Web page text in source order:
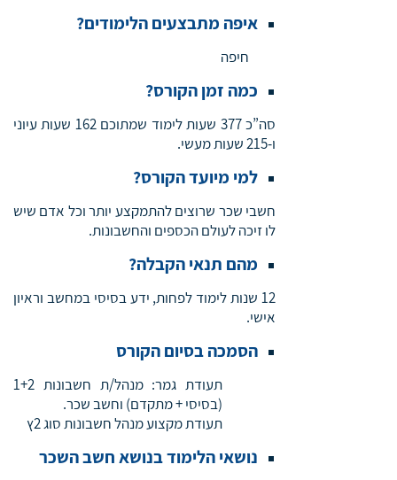
איפה מתבצעים הלימודים?
חיפה
כמה זמן הקורס?
סה”כ 377 שעות לימוד שמתוכם 162 שעות עיוני
ו-215 שעות מעשי.
למי מיועד הקורס?
חשבי שכר שרוצים להתמקצע יותר וכל אדם שיש
לו זיכה לעולם הכספים והחשבונות.
מהם תנאי הקבלה?
12 שנות לימוד לפחות, ידע בסיסי במחשב וראיון
אישי.
הסמכה בסיום הקורס
תעודת גמר: מנהל/ת חשבונות 1+2
(בסיסי + מתקדם) וחשב שכר.
תעודת מקצוע מנהל חשבונות סוג 2ץ
נושאי הלימוד בנושא חשב השכר